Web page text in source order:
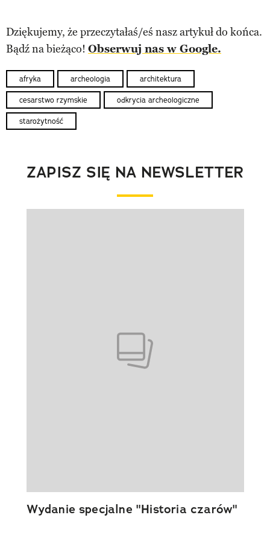
Dziękujemy, że przeczytałaś/eś nasz artykuł do końca.
Bądź na bieżąco! Obserwuj nas w Google.
afryka archeologia architektura
cesarstwo rzymskie odkrycia archeologiczne
starożytność
ZAPISZ SIĘ NA NEWSLETTER
Wydanie specjalne "Historia czarów"